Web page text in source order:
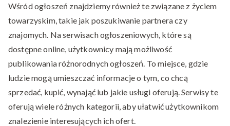
Wśród ogłoszeń znajdziemy również te związane z życiem
towarzyskim, takie jak poszukiwanie partnera czy
znajomych. Na serwisach ogłoszeniowych, które są
dostępne online, użytkownicy mają możliwość
publikowania różnorodnych ogłoszeń. To miejsce, gdzie
ludzie mogą umieszczać informacje o tym, co chcą
sprzedać, kupić, wynająć lub jakie usługi oferują. Serwisy te
oferują wiele różnych kategorii, aby ułatwić użytkownikom
znalezienie interesujących ich ofert.